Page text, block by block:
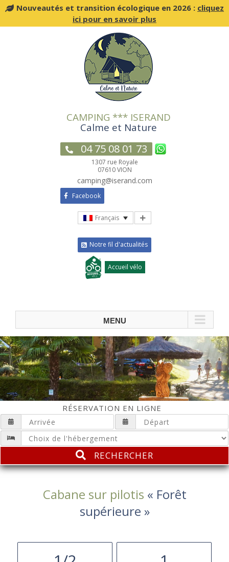
Nouveautés et transition écologique en 2026 : cliquez
ici pour en savoir plus
CAMPING *** ISERAND
Calme et Nature
04 75 08 01 73
1307 rue Royale
07610 VION
camping@iserand.com
Facebook
Français
Notre fil d'actualités
Accueil vélo
RÉSERVATION EN LIGNE
RECHERCHER
Cabane sur pilotis « Forêt
supérieure »